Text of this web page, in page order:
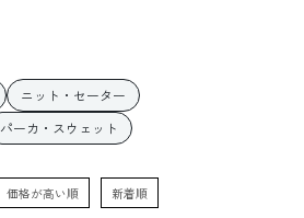
ニット・セーター
パーカ・スウェット
価格が高い順
新着順